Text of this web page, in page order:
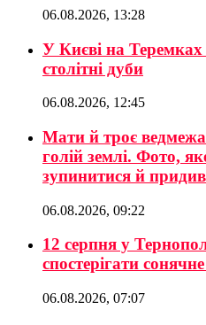
06.08.2026, 13:28
У Києві на
столітні дуби
06.08.2026, 12:45
Мати й троє
голій землі. Фото,
зупинитися й
06.08.2026, 09:22
12 серпня у
спостерігати
06.08.2026, 07:07